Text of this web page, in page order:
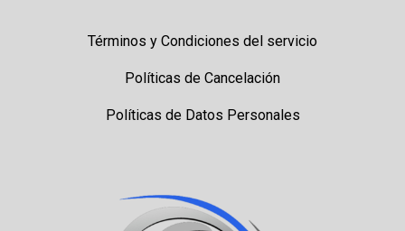
Términos y Condiciones del servicio
Políticas de Cancelación
Políticas de Datos Personales